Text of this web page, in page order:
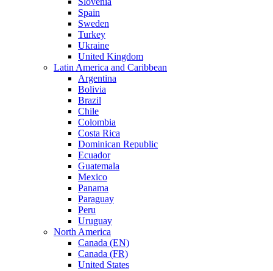
Spain
Sweden
Turkey
Ukraine
United Kingdom
Latin America and Caribbean
Argentina
Bolivia
Brazil
Chile
Colombia
Costa Rica
Dominican Republic
Ecuador
Guatemala
Mexico
Panama
Paraguay
Peru
Uruguay
North America
Canada (EN)
Canada (FR)
United States